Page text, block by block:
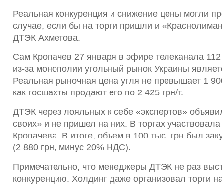
Реальная конкуренция и снижение цены могли
случае, если бы на торги пришли и
ДТЭК Ахметова.
Сам Кропачев 27 января в эфире телеканала
из-за монополии угольный рынок Украины
Реальная рыночная цена угля не превышает 1
как госшахты продают его по 2 425 грн/т.
ДТЭК через лояльных к себе «экспертов»
своих» и не пришел на них. В торгах
Кропачева. В итоге, объем в 100 тыс. грн был
(2 880 грн, минус 20% НДС).
Примечательно, что менеджеры ДТЭК не раз
конкуренцию. Холдинг даже организовал торги